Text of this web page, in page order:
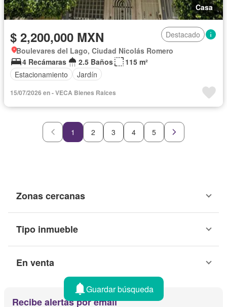
Casa
$ 2,200,000 MXN
Destacado
Boulevares del Lago, Ciudad Nicolás Romero
4 Recámaras
2.5 Baños
115 m²
Estacionamiento
Jardín
15/07/2026 en - VECA Bienes Raices
1 2 3 4 5
Zonas cercanas
Tipo inmueble
En venta
Recibe alertas por email
Guardar búsqueda